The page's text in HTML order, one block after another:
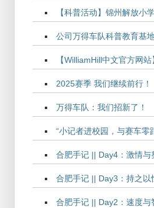
【科普活动】锦州解放小
公司万得车队科普教育基
【WilliamHill中文官方网
2025赛季 我们继续前行！
万得车队：我们招新了！
“小记者进校园，与赛车
合肥手记 || Day4：激情
合肥手记 || Day3：持之以
合肥手记 || Day2：速度